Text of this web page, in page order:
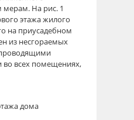
мерам. На рис. 1
этажа жилого
на приусадебном
из несгораемых
всех помещениях,
дома